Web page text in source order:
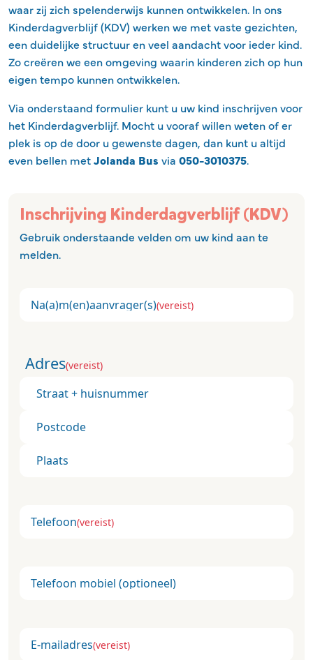
waar zij zich spelenderwijs kunnen ontwikkelen. In ons
Kinderdagverblijf (KDV) werken we met vaste gezichten,
een duidelijke structuur en veel aandacht voor ieder kind.
Zo creëren we een omgeving waarin kinderen zich op hun
eigen tempo kunnen ontwikkelen.
Via onderstaand formulier kunt u uw kind inschrijven voor
het Kinderdagverblijf. Mocht u vooraf willen weten of er
plek is op de door u gewenste dagen, dan kunt u altijd
even bellen met Jolanda Bus via 050-3010375.
Inschrijving Kinderdagverblijf (KDV)
Gebruik onderstaande velden om uw kind aan te
melden.
Na(a)m(en)aanvrager(s)(vereist)
Adres(vereist)
Straat + huisnummer
Postcode
Plaats
Telefoon(vereist)
Telefoon mobiel (optioneel)
E-mailadres(vereist)